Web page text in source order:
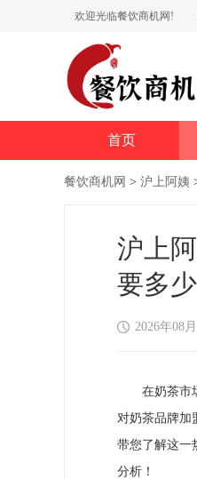
欢迎光临餐饮商机网!
首页
餐饮商机网 > 沪上阿姨
沪上
要多
2026年08
在奶茶市场
对奶茶品牌加
带您了解这一
分析！